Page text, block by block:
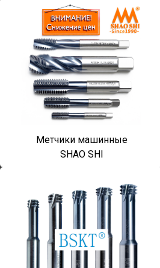
Метчики машинные
SHAO SHI